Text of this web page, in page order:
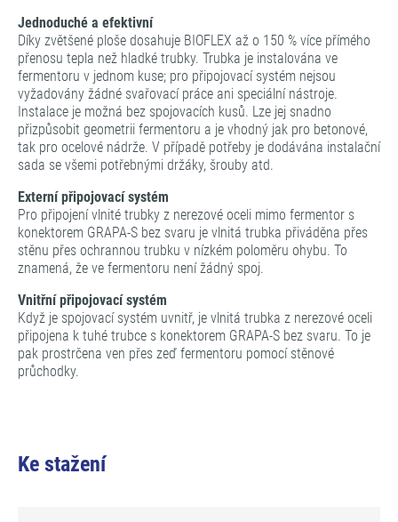
Jednoduché a efektivní
Díky zvětšené ploše dosahuje BIOFLEX až o 150 % více přímého
přenosu tepla než hladké trubky. Trubka je instalována ve
fermentoru v jednom kuse; pro připojovací systém nejsou
vyžadovány žádné svařovací práce ani speciální nástroje.
Instalace je možná bez spojovacích kusů. Lze jej snadno
přizpůsobit geometrii fermentoru a je vhodný jak pro betonové,
tak pro ocelové nádrže. V případě potřeby je dodávána instalační
sada se všemi potřebnými držáky, šrouby atd.
Externí připojovací systém
Pro připojení vlnité trubky z nerezové oceli mimo fermentor s
konektorem GRAPA-S bez svaru je vlnitá trubka přiváděna přes
stěnu přes ochrannou trubku v nízkém poloměru ohybu. To
znamená, že ve fermentoru není žádný spoj.
Vnitřní připojovací systém
Když je spojovací systém uvnitř, je vlnitá trubka z nerezové oceli
připojena k tuhé trubce s konektorem GRAPA-S bez svaru. To je
pak prostrčena ven přes zeď fermentoru pomocí stěnové
průchodky.
Ke stažení